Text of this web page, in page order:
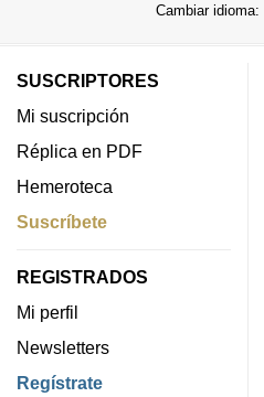
Cambiar idioma:
SUSCRIPTORES
Mi suscripción
Réplica en PDF
Hemeroteca
Suscríbete
REGISTRADOS
Mi perfil
Newsletters
Regístrate